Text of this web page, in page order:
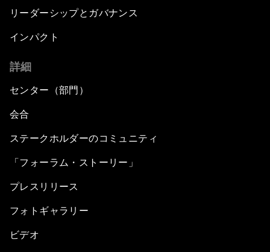
リーダーシップとガバナンス
インパクト
詳細
センター（部門）
会合
ステークホルダーのコミュニティ
「フォーラム・ストーリー」
プレスリリース
フォトギャラリー
ビデオ